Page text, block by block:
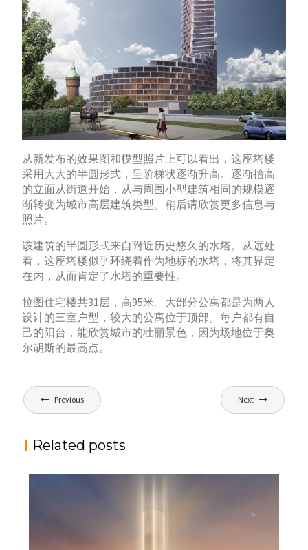
从新发布的效果图和模型照片上可以看出，这座塔楼
采用大大的半圆形式，呈阶梯状逐渐升高。逐渐抬高
的立面从街道开始，从与周围小型建筑相同的规模逐
渐转变为城市高层建筑类型。稍后请欣赏更多信息与
照片。
该建筑的半圆形式来自附近历史悠久的水塔。从远处
看，这座塔楼似乎环绕着作为地标的水塔，将其界定
在内，从而肯定了水塔的重要性。
拉图住宅楼共31层，高95米。大部分公寓都是为两人
设计的三室户型，较大的公寓位于顶部。每户都有自
己的阳台，能欣赏城市的壮丽景色，因为场地位于奥
尔胡斯的最高点。
文
章
航
Previous Next
Related posts